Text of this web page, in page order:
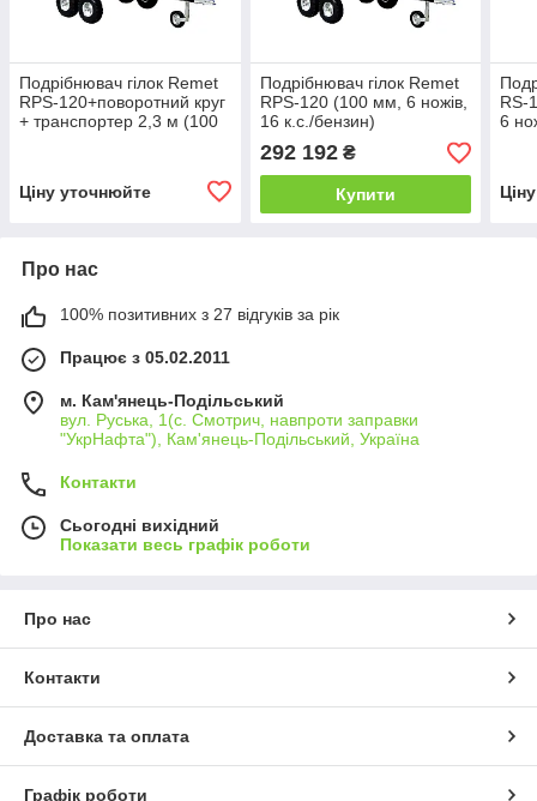
Подрібнювач гілок Remet
RPS-120+поворотний круг
+ транспортер 2,3 м (100
Ціну уточнюйте
Подрібнювач гілок Remet
RPS-120 (100 мм, 6 ножів,
16 к.с./бензин)
292 192₴
Купити
RS-
6
Про нас
100% позитивних з 27 відгуків за рік
Працює з 05.02.2011
м. Кам'янець-Подільський
вул. Руська, 1(с. Смотрич, навпроти заправки
"УкрНафта"), Кам'янець-Подільський, Україна
Контакти
Сьогодні вихідний
Показати весь графік роботи
Про нас
Контакти
Доставка та оплата
Графік роботи